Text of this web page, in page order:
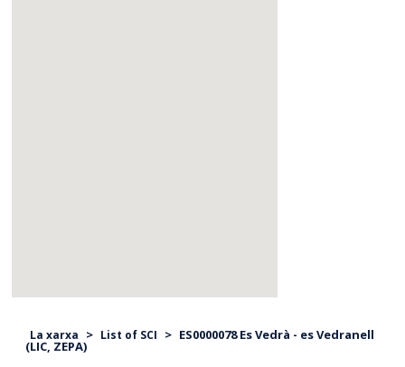
La xarxa > List of SCI > ES0000078 Es Vedrà - es Vedranell
(LIC, ZEPA)